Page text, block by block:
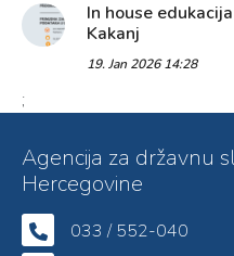
In house
Kakanj
19. Jan 2026 14:28
;
Agencija za državnu
Hercegovine
033 / 552-040